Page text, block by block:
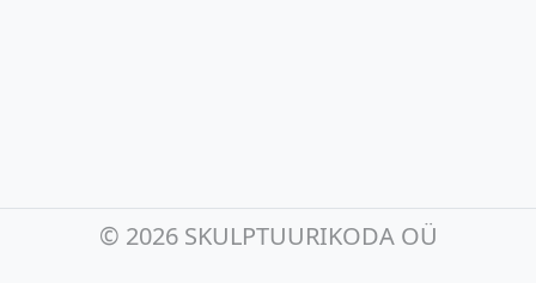
© 2026 SKULPTUURIKODA OÜ